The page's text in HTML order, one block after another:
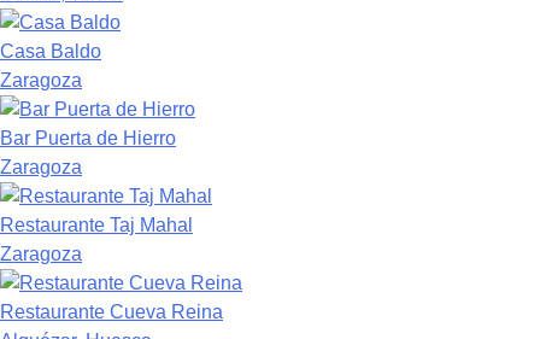
Casa Baldo
Zaragoza
Bar Puerta de Hierro
Zaragoza
Restaurante Taj Mahal
Zaragoza
Restaurante Cueva Reina